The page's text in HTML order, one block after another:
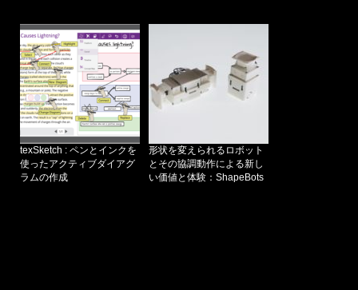
texSketch : ペンとインクを
使ったアクティブダイアグ
ラムの作成
形状を変えられるロボット
とその協調動作による新し
い価値と体験：ShapeBots